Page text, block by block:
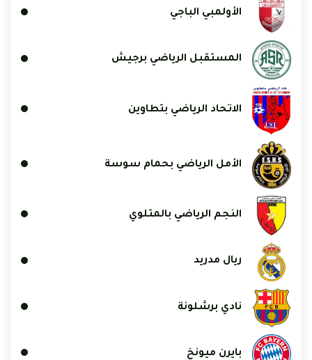
الأولمبي الباجي
المستقبل الرياضي برجيش
الاتحاد الرياضي بتطاوين
الأمل الرياضي بحمام سوسة
النجم الرياضي بالمتلوي
ريال مدريد
نادي برشلونة
بايرن ميونخ